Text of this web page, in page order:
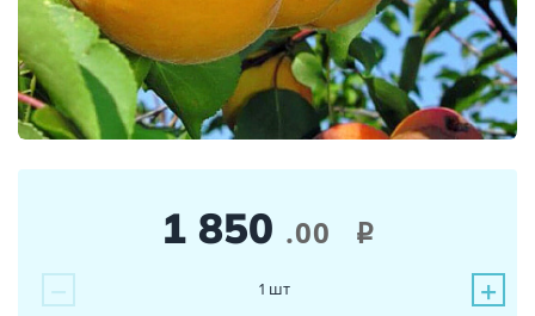
1 850 .00 i
− +
1 шт